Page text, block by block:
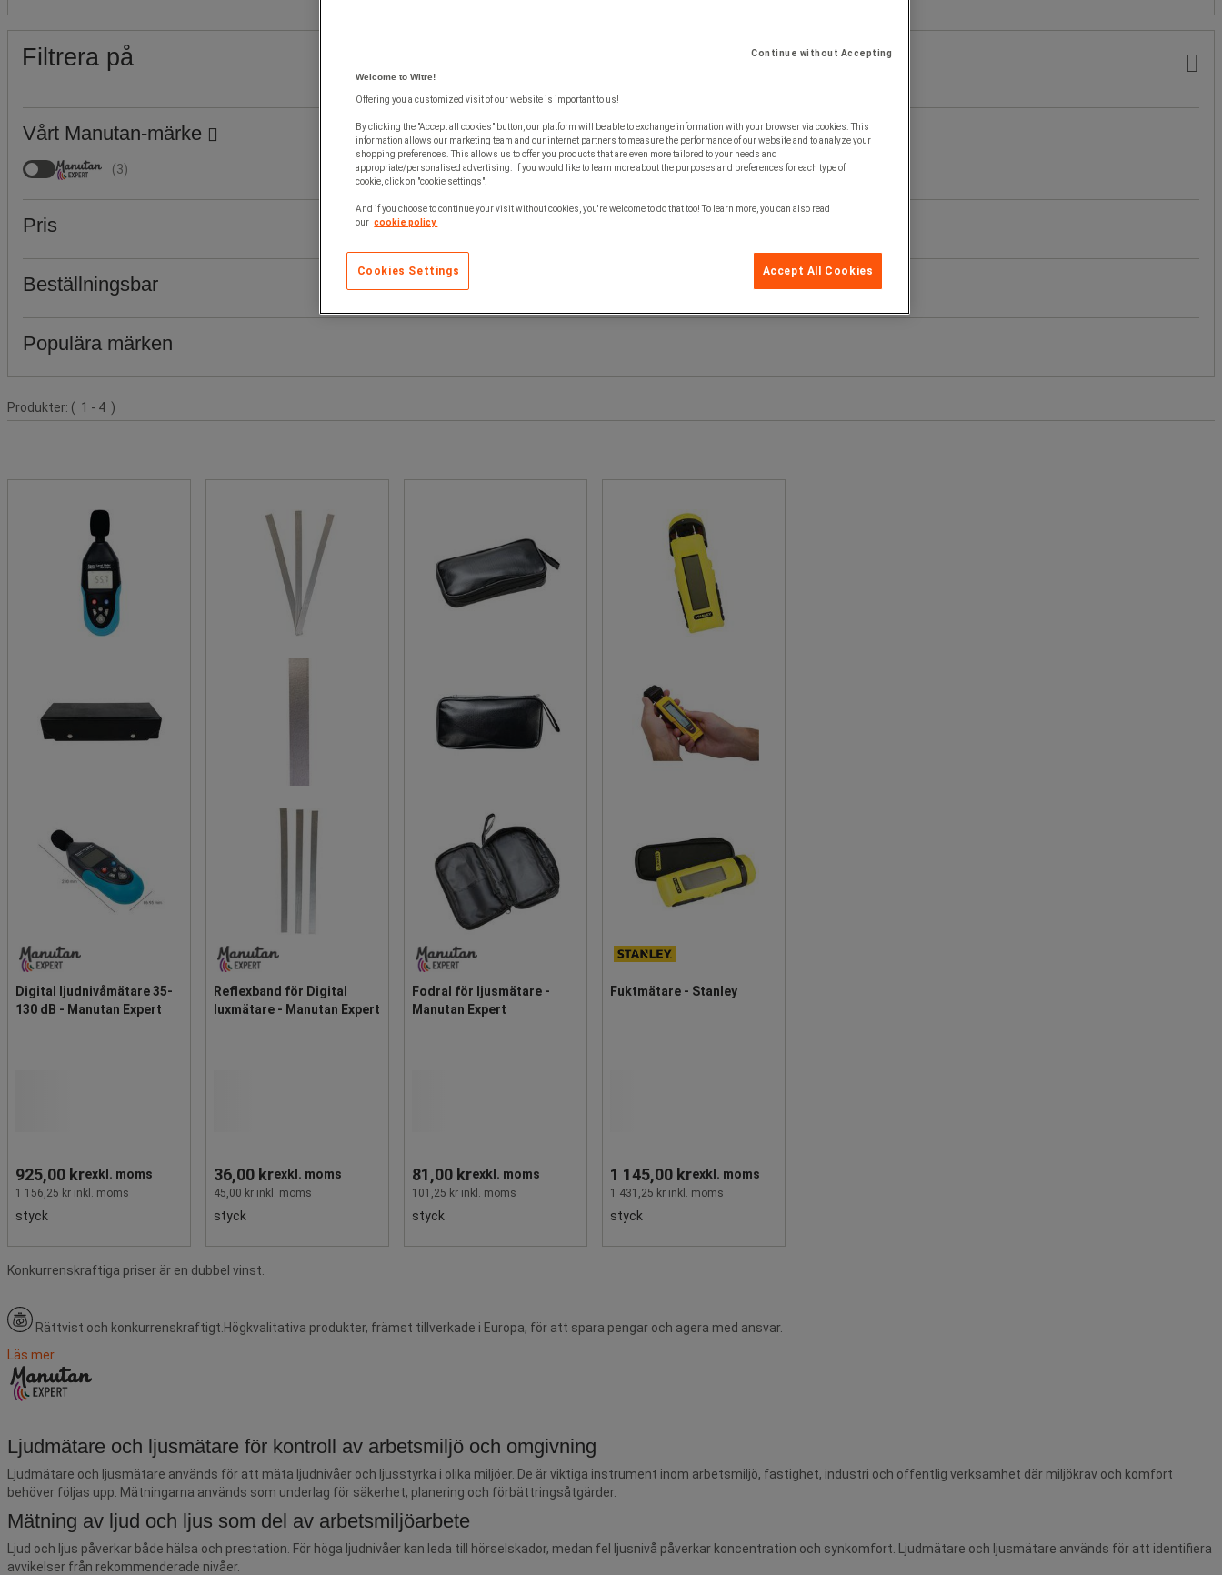
Filtrera på
Vårt Manutan-märke
(3)
Pris
Beställningsbar
Populära märken
Produktlista
Produkter: ( 1 - 4 )
Digital ljudnivåmätare 35-
130 dB - Manutan Expert
925,00 krexkl. moms
1 156,25 kr inkl. moms
styck
Reflexband för Digital
luxmätare - Manutan Expert
36,00 krexkl. moms
45,00 kr inkl. moms
styck
Fodral för ljusmätare -
Manutan Expert
81,00 krexkl. moms
101,25 kr inkl. moms
styck
Fuktmätare - Stanley
1 145,00 krexkl. moms
1 431,25 kr inkl. moms
styck
Konkurrenskraftiga priser är en dubbel vinst.
Rättvist och konkurrenskraftigt. Högkvalitativa produkter, främst tillverkade i Europa, för att spara pengar och agera med ansvar.
Läs mer
Ljudmätare och ljusmätare för kontroll av arbetsmiljö och omgivning
Ljudmätare och ljusmätare används för att mäta ljudnivåer och ljusstyrka i olika miljöer. De är viktiga instrument inom arbetsmiljö, fastighet, industri och offentlig verksamhet där miljökrav och komfort
behöver följas upp. Mätningarna används som underlag för säkerhet, planering och förbättringsåtgärder.
Mätning av ljud och ljus som del av arbetsmiljöarbete
Ljud och ljus påverkar både hälsa och prestation. För höga ljudnivåer kan leda till hörselskador, medan fel ljusnivå påverkar koncentration och synkomfort. Ljudmätare och ljusmätare används för att identifiera
avvikelser från rekommenderade nivåer.
Continue without Accepting
Welcome to Witre!
Offering you a customized visit of our website is important to us!
By clicking the "Accept all cookies" button, our platform will be able to exchange information with your browser via cookies. This
information allows our marketing team and our internet partners to measure the performance of our website and to analyze your
shopping preferences. This allows us to offer you products that are even more tailored to your needs and
appropriate/personalised advertising. If you would like to learn more about the purposes and preferences for each type of
cookie, click on "cookie settings".
And if you choose to continue your visit without cookies, you're welcome to do that too! To learn more, you can also read
our cookie policy.
Accept All Cookies
Cookies Settings